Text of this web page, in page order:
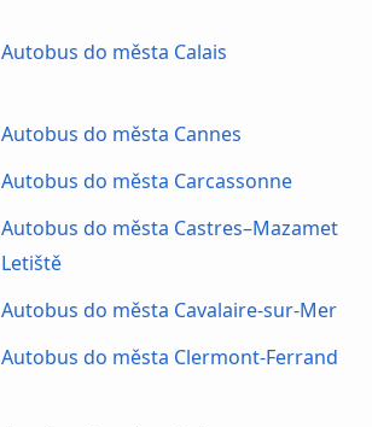
Autobus do města Calais
Autobus do města Cannes
Autobus do města Carcassonne
Autobus do města Castres–Mazamet
Letiště
Autobus do města Cavalaire-sur-Mer
Autobus do města Clermont-Ferrand